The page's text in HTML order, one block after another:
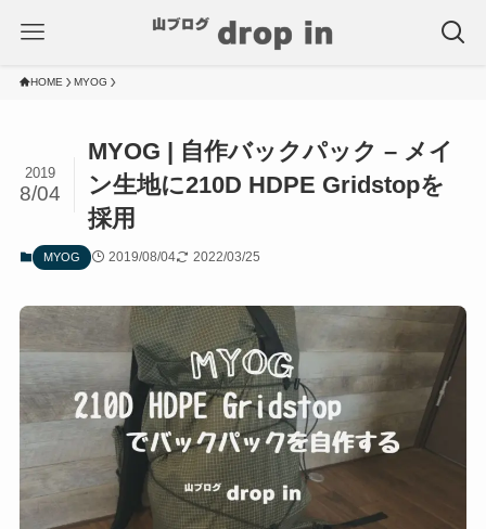
HOME MYOG
MYOG | 自作バックパック – メイ
ン生地に210D HDPE Gridstopを
採用
2019
8/04
MYOG 2019/08/04 2022/03/25